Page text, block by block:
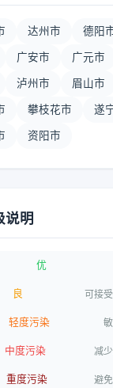
达州市 德阳
广安市 广元市
泸州市 眉山市
攀枝花市 遂
资阳市
说明
优
良 可接
轻度污染
中度污染 减
重度污染 避